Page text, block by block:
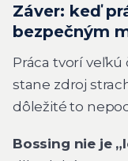
Záver: keď
bezpečným
Práca tvorí veľkú
stane zdroj
dôležité to
Bossing nie je